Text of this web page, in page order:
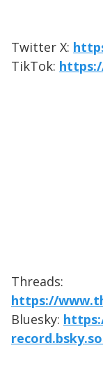
Twitter X:
TikTok:
Threads:
https://
Bluesky: